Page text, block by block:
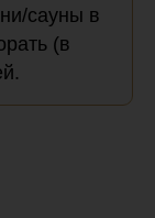
сауны в
(в